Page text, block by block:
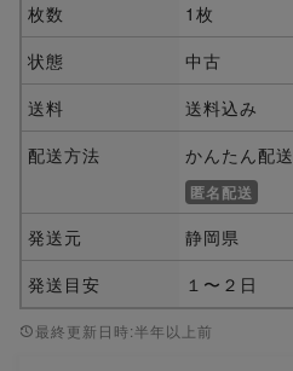
枚数
1枚
状態
中古
送料
送料込み
配送方法
かんたん配送
匿名配送
発送元
静岡県
発送目安
１〜２日
最終更新日時:半年以上前